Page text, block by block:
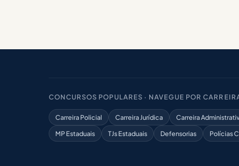
CONCURSOS POPULARES · NAVEGUE POR
Carreira Policial Carreira Jurídica Carreira
MP Estaduais
TJs Estaduais Defensorias Polícias